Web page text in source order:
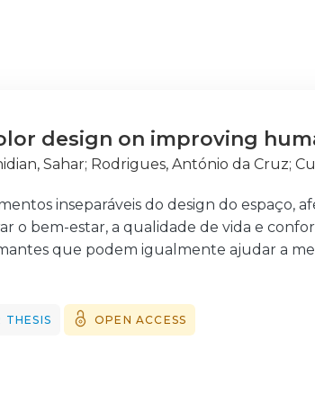
design on improving
Sahar; Rodrigues, António da Cruz;
inseparáveis do design do espaço,
o bem-estar, a qualidade de vida e
que podem igualmente ajudar a
observar locais onde os utilizadores são
do U invertido”, é possível demonstrar
o nosso corpo necessita de alcançar um
apresentar uma nova perspetiva à
THESIS OPEN ACCESS